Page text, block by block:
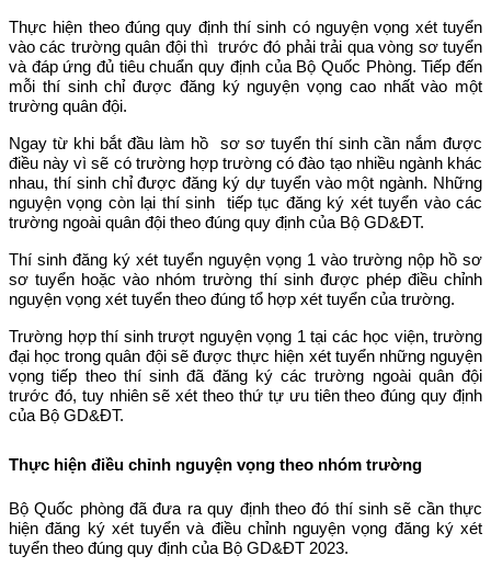
Thực hiện theo đúng quy định thí sinh có nguyện vọng xét tuyển
vào các trường quân đội thì trước đó phải trải qua vòng sơ tuyển
và đáp ứng đủ tiêu chuẩn quy định của Bộ Quốc Phòng. Tiếp đến
mỗi thí sinh chỉ được đăng ký nguyện vọng cao nhất vào một
trường quân đội.
Ngay từ khi bắt đầu làm hồ sơ sơ tuyển thí sinh cần nắm được
điều này vì sẽ có trường hợp trường có đào tạo nhiều ngành khác
nhau, thí sinh chỉ được đăng ký dự tuyển vào một ngành. Những
nguyện vọng còn lại thí sinh tiếp tục đăng ký xét tuyển vào các
trường ngoài quân đội theo đúng quy định của Bộ GD&ĐT.
Thí sinh đăng ký xét tuyển nguyện vọng 1 vào trường nộp hồ sơ
sơ tuyển hoặc vào nhóm trường thí sinh được phép điều chỉnh
nguyện vọng xét tuyển theo đúng tổ hợp xét tuyển của trường.
Trường hợp thí sinh trượt nguyện vọng 1 tại các học viện, trường
đại học trong quân đội sẽ được thực hiện xét tuyển những nguyện
vọng tiếp theo thí sinh đã đăng ký các trường ngoài quân đội
trước đó, tuy nhiên sẽ xét theo thứ tự ưu tiên theo đúng quy định
của Bộ GD&ĐT.
Thực hiện điều chỉnh nguyện vọng theo nhóm trường
Bộ Quốc phòng đã đưa ra quy định theo đó thí sinh sẽ cần thực
hiện đăng ký xét tuyển và điều chỉnh nguyện vọng đăng ký xét
tuyển theo đúng quy định của Bộ GD&ĐT 2023.